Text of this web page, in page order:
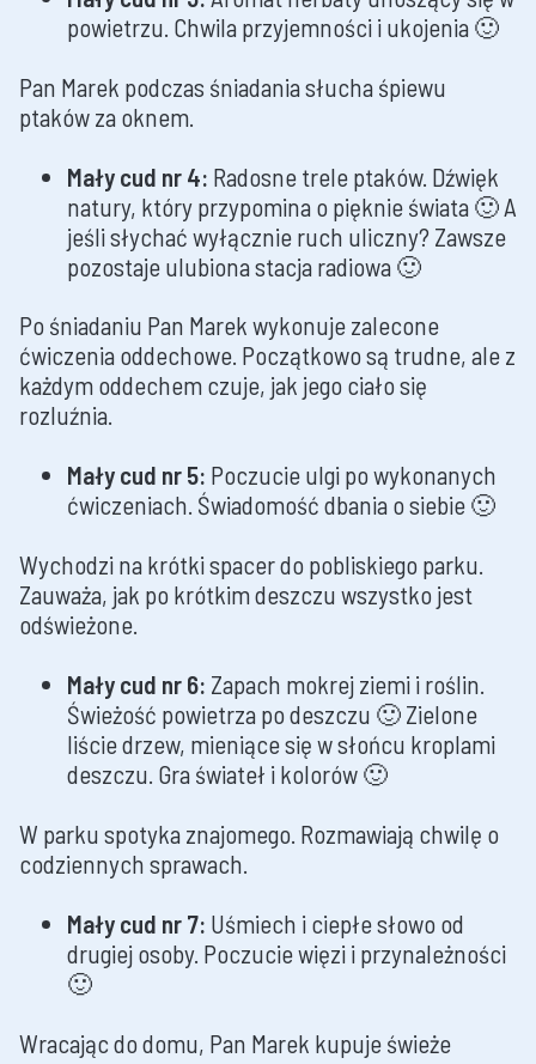
powietrzu. Chwila przyjemności i ukojenia 🙂
Pan Marek podczas śniadania słucha śpiewu
ptaków za oknem.
Mały cud nr 4: Radosne trele ptaków. Dźwięk
natury, który przypomina o pięknie świata 🙂 A
jeśli słychać wyłącznie ruch uliczny? Zawsze
pozostaje ulubiona stacja radiowa 🙂
Po śniadaniu Pan Marek wykonuje zalecone
ćwiczenia oddechowe. Początkowo są trudne, ale z
każdym oddechem czuje, jak jego ciało się
rozluźnia.
Mały cud nr 5: Poczucie ulgi po wykonanych
ćwiczeniach. Świadomość dbania o siebie 🙂
Wychodzi na krótki spacer do pobliskiego parku.
Zauważa, jak po krótkim deszczu wszystko jest
odświeżone.
Mały cud nr 6: Zapach mokrej ziemi i roślin.
Świeżość powietrza po deszczu 🙂 Zielone
liście drzew, mieniące się w słońcu kroplami
deszczu. Gra świateł i kolorów 🙂
W parku spotyka znajomego. Rozmawiają chwilę o
codziennych sprawach.
Mały cud nr 7: Uśmiech i ciepłe słowo od
drugiej osoby. Poczucie więzi i przynależności
🙂
Wracając do domu, Pan Marek kupuje świeże